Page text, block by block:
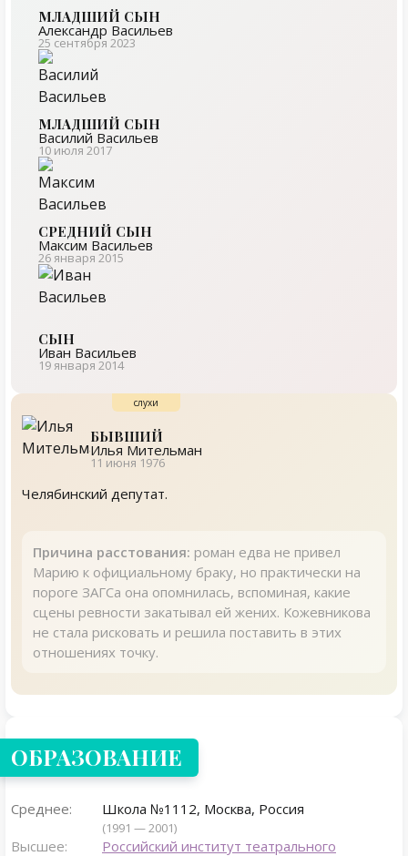
МЛАДШИЙ СЫН
Александр Васильев
25 сентября 2023
МЛАДШИЙ СЫН
Василий Васильев
10 июля 2017
СРЕДНИЙ СЫН
Максим Васильев
26 января 2015
СЫН
Иван Васильев
19 января 2014
БЫВШИЙ
Илья Мительман
11 июня 1976
Челябинский депутат.
Причина расстования: роман едва не привел
Марию к официальному браку, но практически на
пороге ЗАГСа она опомнилась, вспоминая, какие
сцены ревности закатывал ей жених. Кожевникова
не стала рисковать и решила поставить в этих
отношениях точку.
ОБРАЗОВАНИЕ
Среднее: Школа №1112, Москва, Россия
(1991 — 2001)
Высшее:
Российский институт театрального